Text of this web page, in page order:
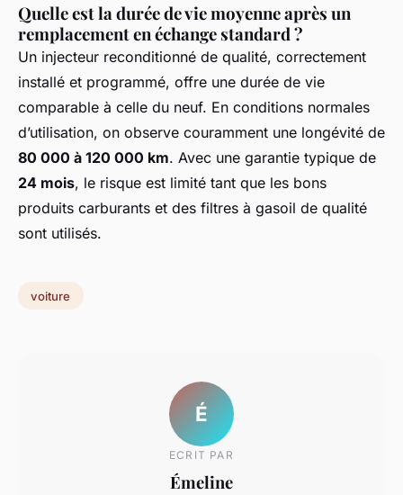
Quelle est la durée de vie moyenne après un
remplacement en échange standard ?
Un injecteur reconditionné de qualité, correctement
installé et programmé, offre une durée de vie
comparable à celle du neuf. En conditions normales
d’utilisation, on observe couramment une longévité de
80 000 à 120 000 km. Avec une garantie typique de
24 mois, le risque est limité tant que les bons
produits carburants et des filtres à gasoil de qualité
sont utilisés.
voiture
É
ECRIT PAR
Émeline